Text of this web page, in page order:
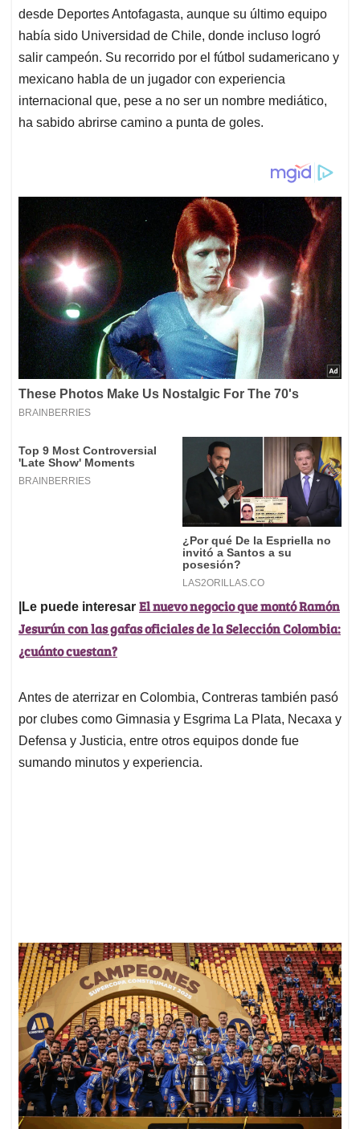
desde Deportes Antofagasta, aunque su último equipo
había sido Universidad de Chile, donde incluso logró
salir campeón. Su recorrido por el fútbol sudamericano y
mexicano habla de un jugador con experiencia
internacional que, pese a no ser un nombre mediático,
ha sabido abrirse camino a punta de goles.
|Le puede interesar El nuevo negocio que montó Ramón
Jesurún con las gafas oficiales de la Selección Colombia:
¿cuánto cuestan?
Antes de aterrizar en Colombia, Contreras también pasó
por clubes como Gimnasia y Esgrima La Plata, Necaxa y
Defensa y Justicia, entre otros equipos donde fue
sumando minutos y experiencia.